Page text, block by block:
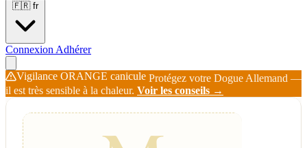
🇫🇷 fr
Connexion Adhérer
Vigilance ORANGE canicule Protégez votre Dogue Allemand —
il est très sensible à la chaleur. Voir les conseils →